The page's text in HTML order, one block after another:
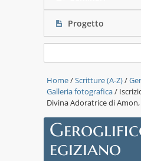
Progetto
Home/Scritture (A-Z)/
Galleria fotografica/
Divina Adoratrice di Amon,
egiziano